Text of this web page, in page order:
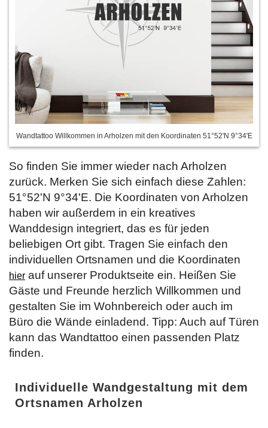
Wandtattoo Willkommen in Arholzen mit den Koordinaten 51°52'N 9°34'E
So finden Sie immer wieder nach Arholzen
zurück. Merken Sie sich einfach diese Zahlen:
51°52'N 9°34'E. Die Koordinaten von Arholzen
haben wir außerdem in ein kreatives
Wanddesign integriert, das es für jeden
beliebigen Ort gibt. Tragen Sie einfach den
individuellen Ortsnamen und die Koordinaten
hier auf unserer Produktseite ein. Heißen Sie
Gäste und Freunde herzlich Willkommen und
gestalten Sie im Wohnbereich oder auch im
Büro die Wände einladend. Tipp: Auch auf Türen
kann das Wandtattoo einen passenden Platz
finden.
Individuelle Wandgestaltung mit dem
Ortsnamen Arholzen